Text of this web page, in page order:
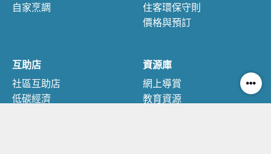
自家烹調
住客環保守則
價格與預訂
互助店
社區互助店
低碳經濟
資源庫
網上導賞
教育資源